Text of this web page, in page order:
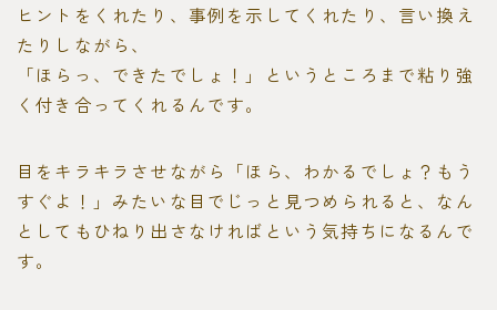
ヒントをくれたり、事例を示してくれたり、言い換え
たりしながら、
「ほらっ、できたでしょ！」というところまで粘り強
く付き合ってくれるんです。
目をキラキラさせながら「ほら、わかるでしょ？もう
すぐよ！」みたいな目でじっと見つめられると、なん
としてもひねり出さなければという気持ちになるんで
す。